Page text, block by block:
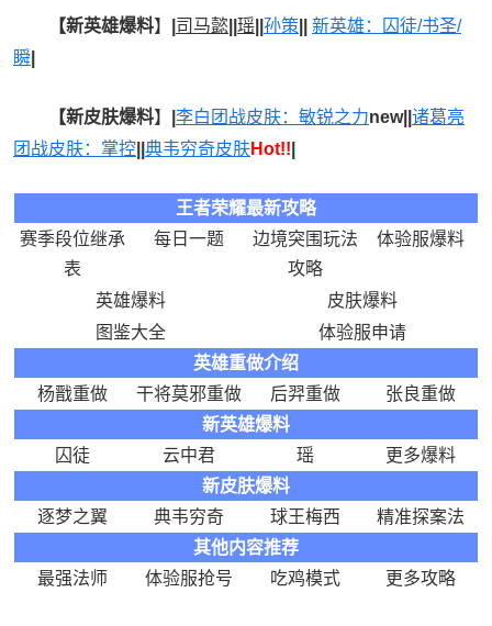
【新英雄爆料】 司马懿 瑶 孙策
新英雄：囚徒/书圣/
瞬
【新皮肤爆料】 李白团战皮肤：敏锐之力new|| 诸葛亮
团战皮肤：掌控 典韦穷奇皮肤Hot!!
王者荣耀最新攻略
赛季段位继承
表
每日一题
边境突围玩法
攻略
体验服爆料
英雄爆料
皮肤爆料
图鉴大全
体验服申请
英雄重做介绍
杨戬重做
干将莫邪重做 后羿重做
张良重做
新英雄爆料
囚徒
云中君 瑶
更多爆料
新皮肤爆料
逐梦之翼
典韦穷奇 球王梅西
精准探案法
其他内容推荐
最强法师
体验服抢号 吃鸡模式 更多攻略